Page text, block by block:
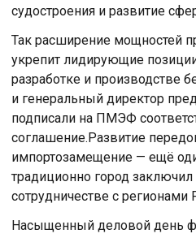
судостроения и развитие
Так расширение мощностей
укрепит лидирующие
разработке и производстве
и генеральный директор
подписали на ПМЭФ
соглашение.Развитие
импортозамещение — ещё
традиционно город
сотрудничестве с регионами
Насыщенный деловой день